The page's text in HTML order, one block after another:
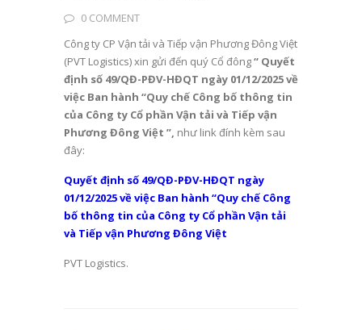
0 COMMENT
Công ty CP Vận tải và Tiếp vận Phương Đông Việt
(PVT Logistics) xin gửi đến quý Cổ đông“ Quyết
định số 49/QĐ-PĐV-HĐQT ngày 01/12/2025 về
việc Ban hành “Quy chế Công bố thông tin
của Công ty Cổ phần Vận tải và Tiếp vận
Phương Đông Việt ”, như link đính kèm sau
đây:
Quyết định số 49/QĐ-PĐV-HĐQT ngày
01/12/2025 về việc Ban hành “Quy chế Công
bố thông tin của Công ty Cổ phần Vận tải
và Tiếp vận Phương Đông Việt
PVT Logistics.